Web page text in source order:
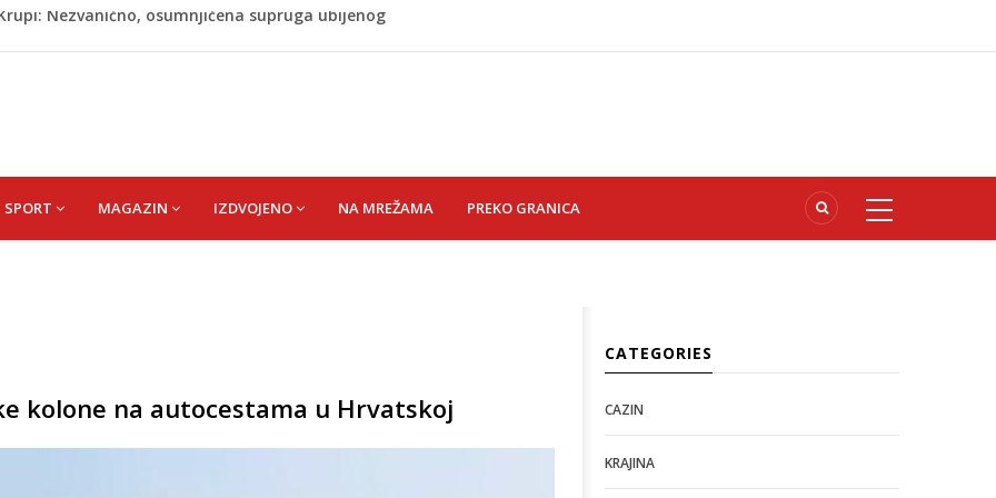
Senija – Sena
obilježavanja godišnjice: "Doživjela sam poniženje
sinu"
Nezvanično, osumnjičena supruga ubijenog
SPORT MAGAZIN IZDVOJENO NA MREŽAMA PREKO GRANICA
kolone na autocestama u Hrvatskoj
CATEGORIES
CAZIN
KRAJINA